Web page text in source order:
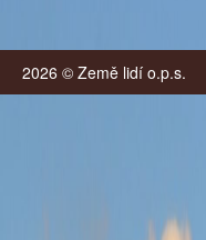
2026 © Země lidí o.p.s.